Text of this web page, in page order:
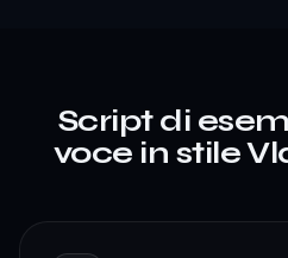
Script di
voce in stile